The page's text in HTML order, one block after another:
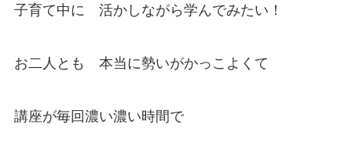
子育て中に 活かしながら学んでみたい！
お二人とも 本当に勢いがかっこよくて
講座が毎回濃い濃い時間で